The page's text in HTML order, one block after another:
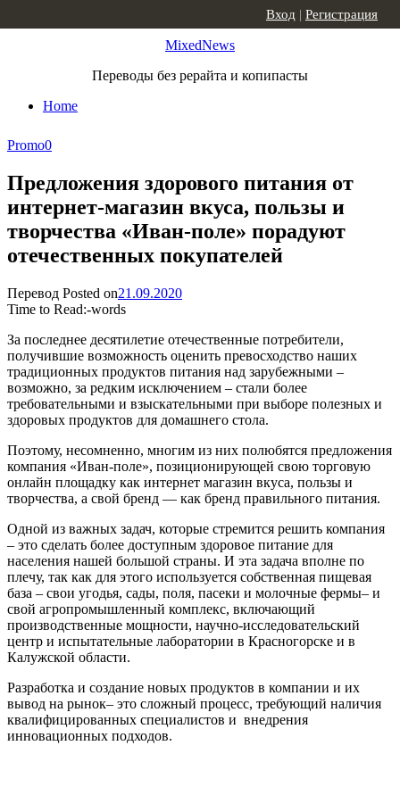
MixedNews
Переводы без рерайта и копипасты
Home
Вход | Регистрация
Promo0
Предложения здорового питания от
интернет-магазин вкуса, пользы и
творчества «Иван-поле» порадуют
отечественных покупателей
Перевод Posted on21.09.2020
Time to Read:-words
За последнее десятилетие отечественные потребители,
получившие возможность оценить превосходство наших
традиционных продуктов питания над зарубежными –
возможно, за редким исключением – стали более
требовательными и взыскательными при выборе полезных и
здоровых продуктов для домашнего стола.
Поэтому, несомненно, многим из них полюбятся предложения
компания «Иван-поле», позиционирующей свою торговую
онлайн площадку как интернет магазин вкуса, пользы и
творчества, а свой бренд — как бренд правильного питания.
Одной из важных задач, которые стремится решить компания
– это сделать более доступным здоровое питание для
населения нашей большой страны. И эта задача вполне по
плечу, так как для этого используется собственная пищевая
база – свои угодья, сады, поля, пасеки и молочные фермы– и
свой агропромышленный комплекс, включающий
производственные мощности, научно-исследовательский
центр и испытательные лаборатории в Красногорске и в
Калужской области.
Разработка и создание новых продуктов в компании и их
вывод на рынок– это сложный процесс, требующий наличия
квалифицированных специалистов и внедрения
инновационных подходов.